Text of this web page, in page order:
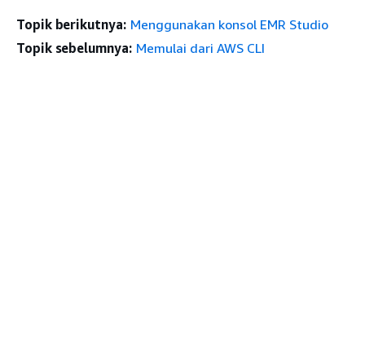
Topik berikutnya: Menggunakan konsol EMR Studio
Topik sebelumnya: Memulai dari AWS CLI